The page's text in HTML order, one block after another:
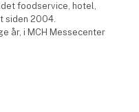
foodservice, hotel,
siden 2004.
år, i MCH Messecenter